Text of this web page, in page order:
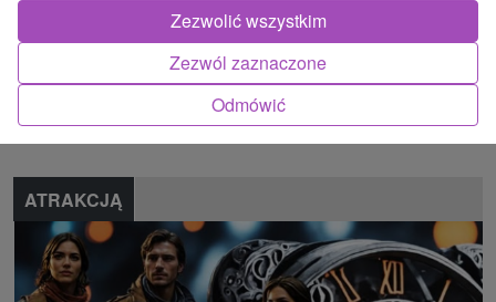
Slovensko, Pohronský Inovec, Nitriansky kraj
Znalazłeś błąd lub chcesz polecić nam nową atrakcję
Zgłoś błąd
ATRAKCJĄ
Odmówić
Zezwól zaznaczone
Zezwolić wszystkim